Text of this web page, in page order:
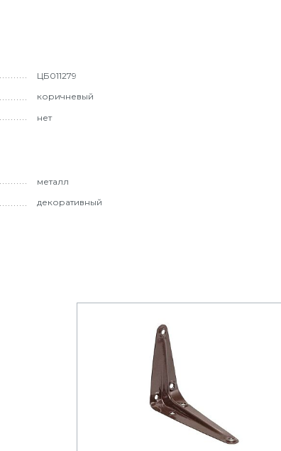
ЦБ011279
коричневый
нет
металл
декоративный